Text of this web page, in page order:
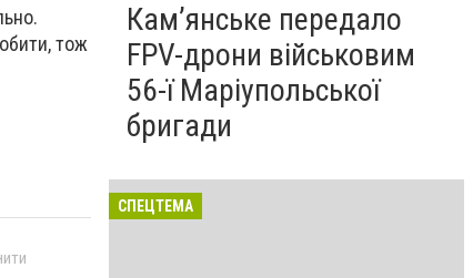
тож
Кам’янське передало
FPV-дрони військовим
56-ї Маріупольської
бригади
СПЕЦТЕМА